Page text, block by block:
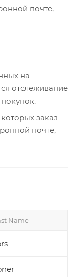
почте,
на
отслеживание
заказ
почте,
Name